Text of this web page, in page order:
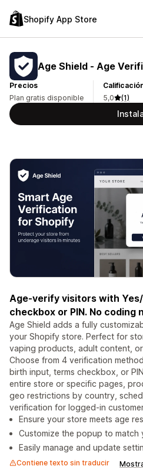
Shopify App Store
Age Shield ‑ Age
Precios
Plan gratis disponible
5,0
(1)
Age-verify visitors with
checkbox or PIN. No coding
Age Shield adds a fully
your Shopify store. Perfect for
vaping products, adult content,
Choose from 4 verification
birth input, terms checkbox, or
entire store or specific pages,
geo restrictions by country,
verification for logged-in
Ensure your store meets age
Customize the popup to match
Easily manage and update
Contiene texto sin traducir